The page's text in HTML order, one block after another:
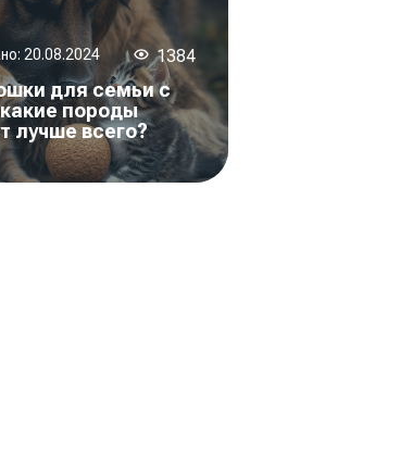
20.08.2024 1384
для семьи с
породы
лучше всего?